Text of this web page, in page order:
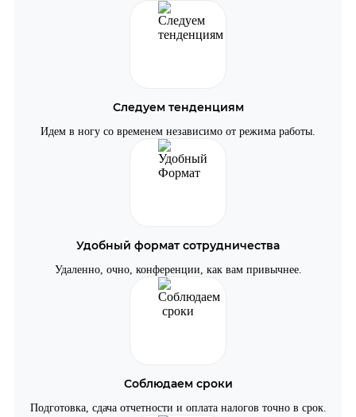
Следуем тенденциям
Идем в ногу со временем независимо от режима работы.
Удобный формат сотрудничества
Удаленно, очно, конференции, как вам привычнее.
Соблюдаем сроки
Подготовка, сдача отчетности и оплата налогов точно в срок.